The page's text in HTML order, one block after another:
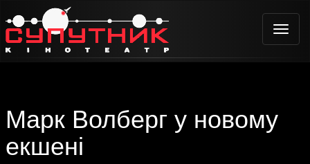
Toggle
Марк Волберг у новому
екшені